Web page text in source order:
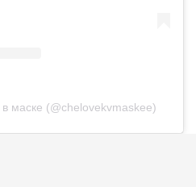
маске (@chelovekvmaskee)